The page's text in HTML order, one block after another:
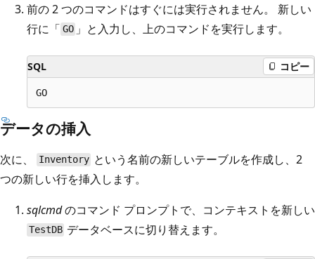
前の 2 つのコマンドはすぐには実行されません。 新しい
行に「 GO 」と入力し、上のコマンドを実行します。
SQL コピー
データの挿入
次に、 Inventory という名前の新しいテーブルを作成し、2
つの新しい行を挿入します。
sqlcmdのコマンド プロンプトで、コンテキストを新しい
TestDB データベースに切り替えます。